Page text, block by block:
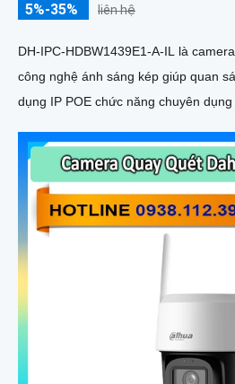
5%-35% liên hệ
DH-IPC-HDBW1439E1-A-IL là
công nghệ ánh sáng kép giúp quan sát
dụng IP POE chức năng chuyên